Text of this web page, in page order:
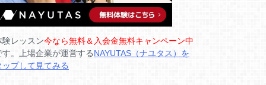
験レッスン今なら無料＆入会金無料キャンペーン中
す。上場企業が運営するNAYUTAS（ナユタス）を
ップして見てみる